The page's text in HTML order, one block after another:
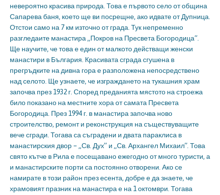
невероятно красива природа. Това е първото село от община
Сапарева баня, което ще ви посрещне, ако идвате от Дупница.
Отстои само на 7 км източно от града. Тук непременно
разгледаите манастира „Покров на Пресвета Богородица“.
Ще научите, че това е един от малкото действащи женски
манастири в България. Красивата сграда сгушена в
прегръдките на дивна гора е разположена непосредствено
над селото. Ще узнаете, че изграждането на тукашния храм
започва през 1932 г. Според преданията мястото на строежа
било показано на местните хора от самата Пресвета
Богородица. През 1994 г. в манастира започва ново
строителство, ремонт и реконструкция на съществуващите
вече сгради. Тогава са съградени и двата параклиса в
манастирския двор – „Св. Дух” и „Св. Архангел Михаил”. Това
свято кътче в Рила е посещавано ежегодно от много туристи, а
и манастирските порти са постоянно отворени. Ако се
намирате в този район през есента, добре е да знаете, че
храмовият празник на манастира е на 1 октомври. Тогава